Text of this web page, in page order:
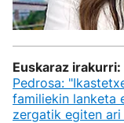
Euskaraz irakurri:
Pedrosa:
familiekin lanketa
zergatik egiten